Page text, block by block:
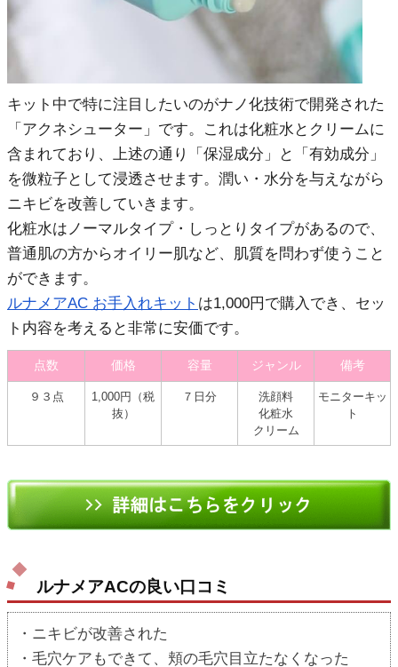
キット中で特に注目したいのがナノ化技術で開発された
「アクネシューター」です。これは化粧水とクリームに
含まれており、上述の通り「保湿成分」と「有効成分」
を微粒子として浸透させます。潤い・水分を与えながら
ニキビを改善していきます。
化粧水はノーマルタイプ・しっとりタイプがあるので、
普通肌の方からオイリー肌など、肌質を問わず使うこと
ができます。
ルナメアAC お手入れキット は1,000円で購入でき、セッ
ト内容を考えると非常に安価です。
点数 価格 容量 ジャンル 備考
９３点
1,000円（税
抜）
７日分
洗顔料
化粧水
クリーム
モニターキッ
ト
ルナメアACの良い口コミ
・ニキビが改善された
・毛穴ケアもできて、頬の毛穴目立たなくなった